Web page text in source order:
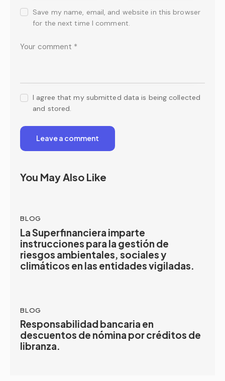
Save my name, email, and website in this browser
for the next time I comment.
I agree that my submitted data is being collected
and stored.
You May Also Like
BLOG
La Superfinanciera imparte
instrucciones para la gestión de
riesgos ambientales, sociales y
climáticos en las entidades vigiladas.
BLOG
Responsabilidad bancaria en
descuentos de nómina por créditos de
libranza.